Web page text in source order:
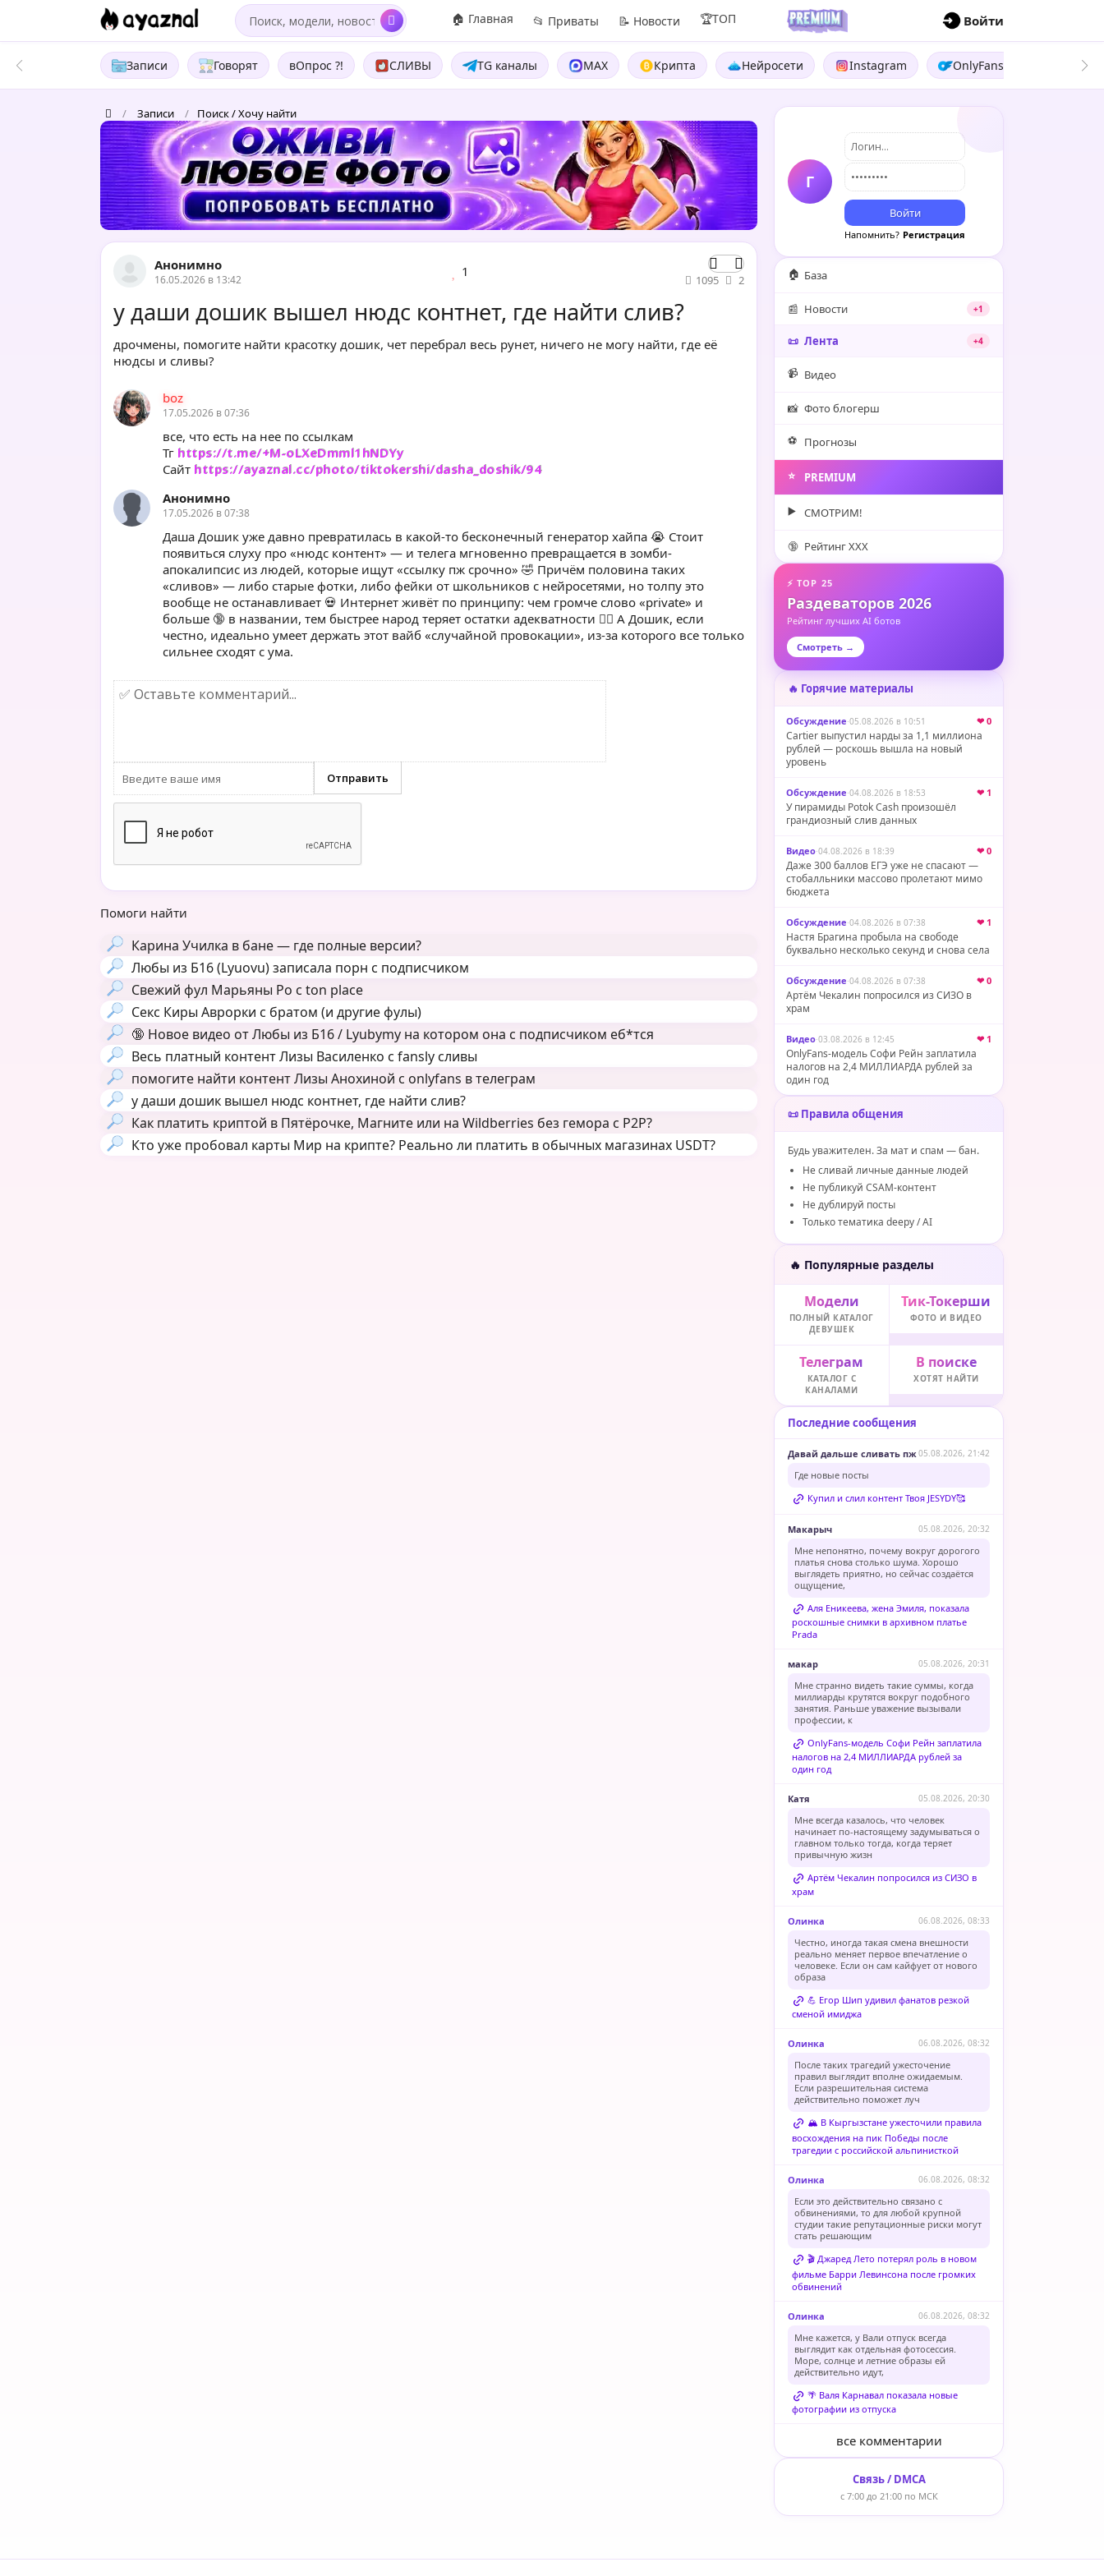
🏠 Главная 📂 Приваты 📝 Новости 🏆ТОП Войти
Записи Говорят вОпрос ?! СЛИВЫ TG каналы MAX Крипта Нейросети Instagram OnlyFans Boosty
/ Записи / Поиск / Хочу найти
Анонимно
16.05.2026 в 13:42 1
1095 2
у даши дошик вышел нюдс контнет, где найти слив?
дрочмены, помогите найти красотку дошик, чет перебрал весь рунет, ничего не могу найти, где её
нюдсы и сливы?
boz
17.05.2026 в 07:36
все, что есть на нее по ссылкам
Тг https://t.me/+M-oLXeDmml1hNDYy
Сайт https://ayaznal.cc/photo/tiktokershi/dasha_doshik/94
Анонимно
17.05.2026 в 07:38
Даша Дошик уже давно превратилась в какой-то бесконечный генератор хайпа 😭 Стоит
появиться слуху про «нюдс контент» — и телега мгновенно превращается в зомби-
апокалипсис из людей, которые ищут «ссылку пж срочно» 🤣 Причём половина таких
«сливов» — либо старые фотки, либо фейки от школьников с нейросетями, но толпу это
вообще не останавливает 💀 Интернет живёт по принципу: чем громче слово «private» и
больше 🔞 в названии, тем быстрее народ теряет остатки адекватности 😵‍💫 А Дошик, если
честно, идеально умеет держать этот вайб «случайной провокации», из-за которого все только
сильнее сходят с ума.
Помоги найти
Карина Училка в бане — где полные версии?
Любы из Б16 (Lyuovu) записала порн с подписчиком
Свежий фул Марьяны Ро с ton place
Секс Киры Аврорки с братом (и другие фулы)
🔞 Новое видео от Любы из Б16 / Lyubymy на котором она с подписчиком еб*тся
Весь платный контент Лизы Василенко с fansly сливы
помогите найти контент Лизы Анохиной с onlyfans в телеграм
у даши дошик вышел нюдс контнет, где найти слив?
Как платить криптой в Пятёрочке, Магните или на Wildberries без гемора с P2P?
Кто уже пробовал карты Мир на крипте? Реально ли платить в обычных магазинах USDT?
Г
Войти
Напомнить? Регистрация
🏠 База
📰 Новости +1
📜 Лента +4
📹 Видео
📸 Фото блогерш
⚽️ Прогнозы
⭐️ PREMIUM
▶️ СМОТРИМ!
🔞 Рейтинг XXX
⚡ TOP 25
Раздеваторов 2026
Рейтинг лучших AI ботов
Смотреть →
🔥 Горячие материалы
Обсуждение·05.08.2026 в 10:51 ❤ 0
Cartier выпустил нарды за 1,1 миллиона
рублей — роскошь вышла на новый
уровень
Обсуждение·04.08.2026 в 18:53 ❤ 1
У пирамиды Potok Cash произошёл
грандиозный слив данных
Видео·04.08.2026 в 18:39 ❤ 0
Даже 300 баллов ЕГЭ уже не спасают —
стобалльники массово пролетают мимо
бюджета
Обсуждение·04.08.2026 в 07:38 ❤ 1
Настя Брагина пробыла на свободе
буквально несколько секунд и снова села
Обсуждение·04.08.2026 в 07:38 ❤ 0
Артём Чекалин попросился из СИЗО в
храм
Видео·03.08.2026 в 12:45 ❤ 1
OnlyFans-модель Софи Рейн заплатила
налогов на 2,4 МИЛЛИАРДА рублей за
один год
📜 Правила общения
Будь уважителен. За мат и спам — бан.
Не сливай личные данные людей
Не публикуй CSAM-контент
Не дублируй посты
Только тематика deepy / AI
🔥 Популярные разделы
Модели
ПОЛНЫЙ КАТАЛОГ
ДЕВУШЕК
Тик-Токерши
ФОТО И ВИДЕО
Телеграм
КАТАЛОГ С
КАНАЛАМИ
В поиске
ХОТЯТ НАЙТИ
Последние сообщения
Давай дальше сливать пж05.08.2026, 21:42
Где новые посты
Купил и слил контент Твоя JESYDY🥰
Макарыч 05.08.2026, 20:32
Мне непонятно, почему вокруг дорогого
платья снова столько шума. Хорошо
выглядеть приятно, но сейчас создаётся
ощущение,
Аля Еникеева, жена Эмиля, показала
роскошные снимки в архивном платье
Prada
макар 05.08.2026, 20:31
Мне странно видеть такие суммы, когда
миллиарды крутятся вокруг подобного
занятия. Раньше уважение вызывали
профессии, к
OnlyFans-модель Софи Рейн заплатила
налогов на 2,4 МИЛЛИАРДА рублей за
один год
Катя 05.08.2026, 20:30
Мне всегда казалось, что человек
начинает по-настоящему задумываться о
главном только тогда, когда теряет
привычную жизн
Артём Чекалин попросился из СИЗО в
храм
Олинка 06.08.2026, 08:33
Честно, иногда такая смена внешности
реально меняет первое впечатление о
человеке. Если он сам кайфует от нового
образа
💪 Егор Шип удивил фанатов резкой
сменой имиджа
Олинка 06.08.2026, 08:32
После таких трагедий ужесточение
правил выглядит вполне ожидаемым.
Если разрешительная система
действительно поможет луч
🏔️ В Кыргызстане ужесточили правила
восхождения на пик Победы после
трагедии с российской альпинисткой
Олинка 06.08.2026, 08:32
Если это действительно связано с
обвинениями, то для любой крупной
студии такие репутационные риски могут
стать решающим
🎬 Джаред Лето потерял роль в новом
фильме Барри Левинсона после громких
обвинений
Олинка 06.08.2026, 08:32
Мне кажется, у Вали отпуск всегда
выглядит как отдельная фотосессия.
Море, солнце и летние образы ей
действительно идут,
🌴 Валя Карнавал показала новые
фотографии из отпуска
все комментарии
Связь / DMCA
с 7:00 до 21:00 по МСК